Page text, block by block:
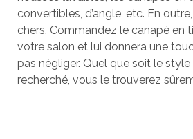
convertibles, d’angle, etc. En
chers. Commandez le canapé en
votre salon et lui donnera une
pas négliger. Quel que soit le
recherché, vous le trouverez